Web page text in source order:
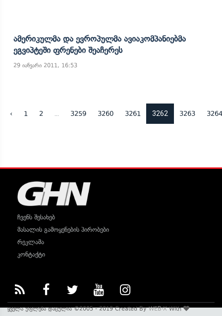
Ამერიკულმა Და Ევროპულმა Ავიაკომპანიებმა
Ეგვიპტეში Ფრენები Შეაჩერეს
29 იანვარი 2011, 16:53
‹ 1 2 3259 3260 3261 3262 3263 3264
ჩვენს შესახებ
მასალის გამოყენების პირობები
რეკლამა
კონტაქტი
ყველა უფლება დაცულია ©2005 - 2019 Created ByWEB-XWith